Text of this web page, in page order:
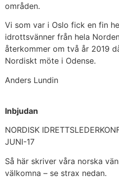
områden.
Vi som var i Oslo fick en fin
idrottsvänner från hela
återkommer om två år 2019
Nordiskt möte i Odense.
Anders Lundin
Inbjudan
NORDISK
JUNI-17
Så här skriver våra norska
välkomna – se strax nedan.